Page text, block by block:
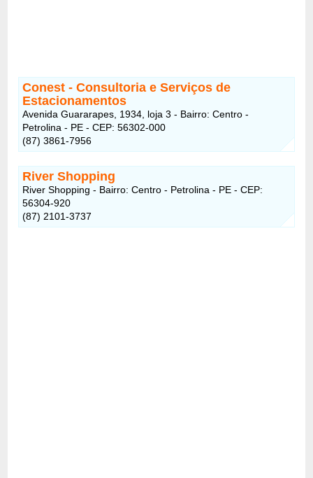
Conest - Consultoria e Serviços de
Estacionamentos
Avenida Guararapes, 1934, loja 3 - Bairro: Centro -
Petrolina - PE - CEP: 56302-000
(87) 3861-7956
River Shopping
River Shopping - Bairro: Centro - Petrolina - PE - CEP:
56304-920
(87) 2101-3737